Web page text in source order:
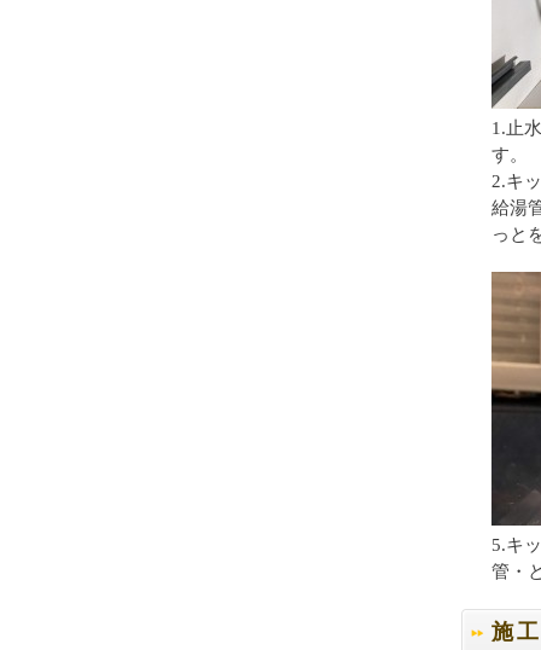
1.止
す。
2.キ
給湯
っと
5.キ
管・
施